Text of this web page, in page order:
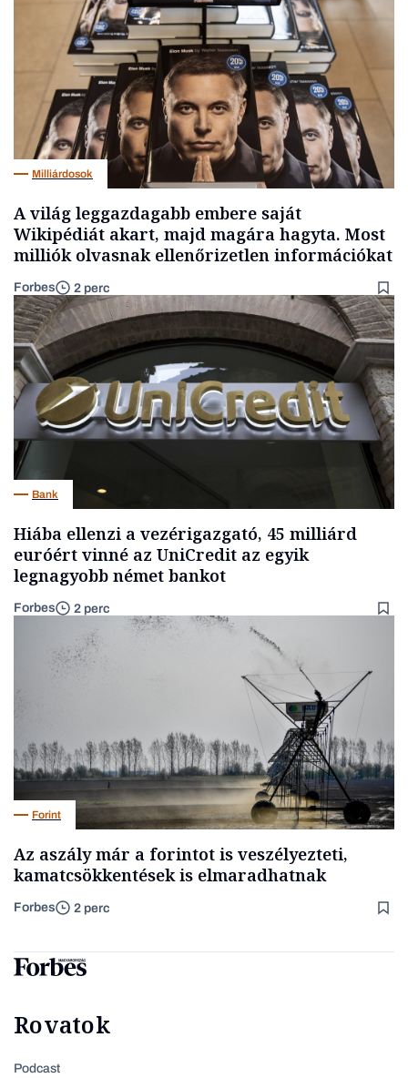
Milliárdosok
A világ leggazdagabb embere saját
Wikipédiát akart, majd magára hagyta. Most
milliók olvasnak ellenőrizetlen információkat
Forbes 2 perc
Bank
Hiába ellenzi a vezérigazgató, 45 milliárd
euróért vinné az UniCredit az egyik
legnagyobb német bankot
Forbes 2 perc
Forint
Az aszály már a forintot is veszélyezteti,
kamatcsökkentések is elmaradhatnak
Forbes 2 perc
Rovatok
Podcast